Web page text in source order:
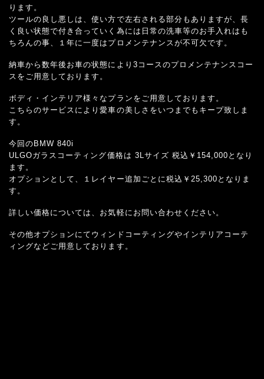
ります。
ツールの良し悪しは、使い方で左右される部分もありますが、長
く良い状態で付き合っていく為には日常の洗車等のお手入れはも
ちろんの事、１年に一度はプロメンテナンスが不可欠です。
納車から数年後お車の状態により3コースのプロメンテナンスコー
スをご用意しております。
ボディ・インテリア様々なプランをご用意しております。
こちらのサービスにより愛車の美しさをいつまでもキープ致しま
す。
今回のBMW 840i
ULGOガラスコーティング価格は 3Lサイズ 税込￥154,000となり
ます。
オプションとして、１レイヤー追加ごとに税込￥25,300となりま
す。
詳しい価格については、お気軽にお問い合わせください。
その他オプションにてウィンドコーティングやインテリアコーテ
ィングなどご用意しております。